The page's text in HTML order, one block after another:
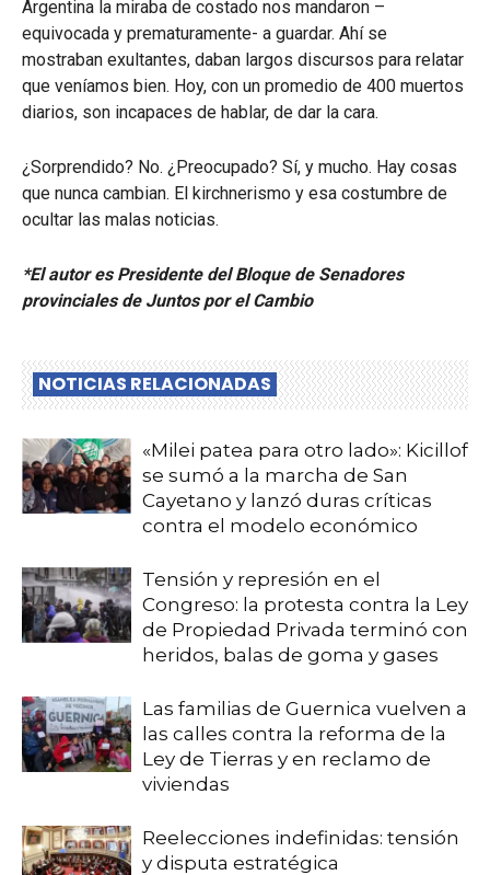
Argentina la miraba de costado nos mandaron –
equivocada y prematuramente- a guardar. Ahí se
mostraban exultantes, daban largos discursos para relatar
que veníamos bien. Hoy, con un promedio de 400 muertos
diarios, son incapaces de hablar, de dar la cara.
¿Sorprendido? No. ¿Preocupado? Sí, y mucho. Hay cosas
que nunca cambian. El kirchnerismo y esa costumbre de
ocultar las malas noticias.
*El autor es Presidente del Bloque de Senadores
provinciales de Juntos por el Cambio
NOTICIAS RELACIONADAS
«Milei patea para otro lado»: Kicillof
se sumó a la marcha de San
Cayetano y lanzó duras críticas
contra el modelo económico
Tensión y represión en el
Congreso: la protesta contra la Ley
de Propiedad Privada terminó con
heridos, balas de goma y gases
Las familias de Guernica vuelven a
las calles contra la reforma de la
Ley de Tierras y en reclamo de
viviendas
Reelecciones indefinidas: tensión
y disputa estratégica